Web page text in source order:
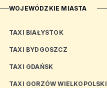
WOJEWÓDZKIE MIASTA
TAXI BIAŁYSTOK
TAXI BYDGOSZCZ
TAXI GDAŃSK
TAXI GORZÓW WIELKOPOLSKI